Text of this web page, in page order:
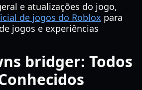
e atualizações do jogo,
de jogos do Roblox para
jogos e experiências
bridger: Todos